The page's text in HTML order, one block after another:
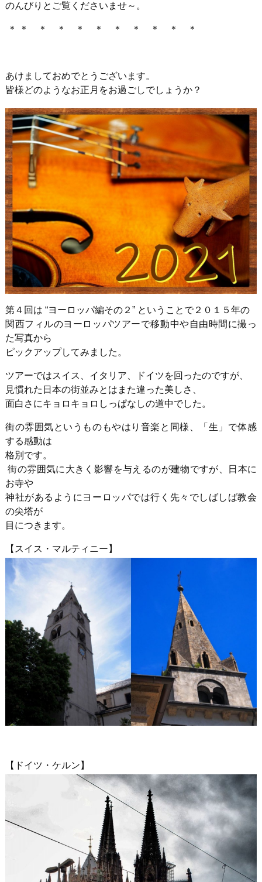
のんびりとご覧くださいませ～。
＊ ＊ ＊ ＊ ＊ ＊ ＊ ＊ ＊ ＊ ＊
あけましておめでとうございます。
皆様どのようなお正月をお過ごしでしょうか？
第４回は “ヨーロッパ編その２” ということで２０１５年の
関西フィルのヨーロッパツアーで移動中や自由時間に撮っ
た写真から
ピックアップしてみました。
ツアーではスイス、イタリア、ドイツを回ったのですが、
見慣れた日本の街並みとはまた違った美しさ、
面白さにキョロキョロしっぱなしの道中でした。
街の雰囲気というものもやはり音楽と同様、「生」で体感
する感動は
格別です。
街の雰囲気に大きく影響を与えるのが建物ですが、日本に
お寺や
神社があるようにヨーロッパでは行く先々でしばしば教会
の尖塔が
目につきます。
【スイス・マルティニー】
【ドイツ・ケルン】